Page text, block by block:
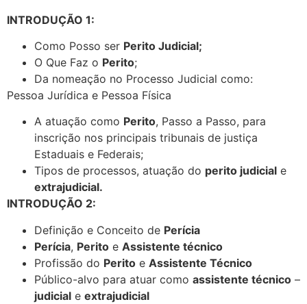
INTRODUÇÃO 1:
Como Posso ser Perito Judicial;
O Que Faz o Perito;
Da nomeação no Processo Judicial como:
Pessoa Jurídica e Pessoa Física
A atuação como Perito, Passo a Passo, para
inscrição nos principais tribunais de justiça
Estaduais e Federais;
Tipos de processos, atuação do perito judicial e
extrajudicial.
INTRODUÇÃO 2:
Definição e Conceito de Perícia
Perícia, Perito e Assistente técnico
Profissão do Perito e Assistente Técnico
Público-alvo para atuar como assistente técnico –
judicial e extrajudicial